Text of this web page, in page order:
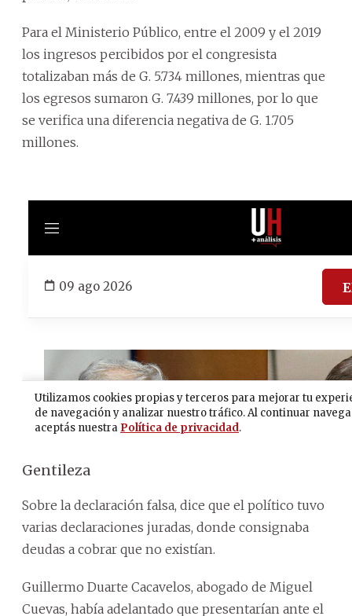
Para el Ministerio Público, entre el 2009 y el 2019
los ingresos percibidos por el congresista
totalizaban más de G. 5.734 millones, mientras que
los egresos sumaron G. 7.439 millones, por lo que
se verifica una diferencia negativa de G. 1.705
millones.
Gentileza
Sobre la declaración falsa, dice que el político tuvo
varias declaraciones juradas, donde consignaba
deudas a cobrar que no existían.
Guillermo Duarte Cacavelos, abogado de Miguel
Cuevas, había adelantado que presentarían ante el